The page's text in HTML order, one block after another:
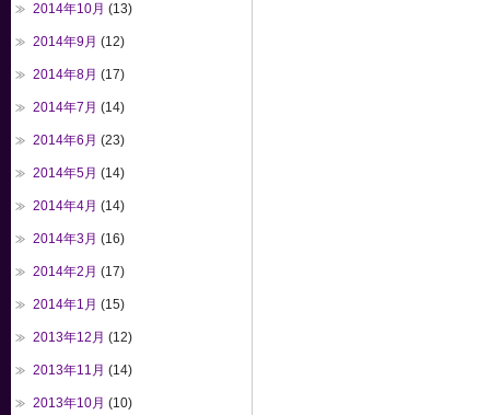
2014年10月 (13)
2014年9月 (12)
2014年8月 (17)
2014年7月 (14)
2014年6月 (23)
2014年5月 (14)
2014年4月 (14)
2014年3月 (16)
2014年2月 (17)
2014年1月 (15)
2013年12月 (12)
2013年11月 (14)
2013年10月 (10)